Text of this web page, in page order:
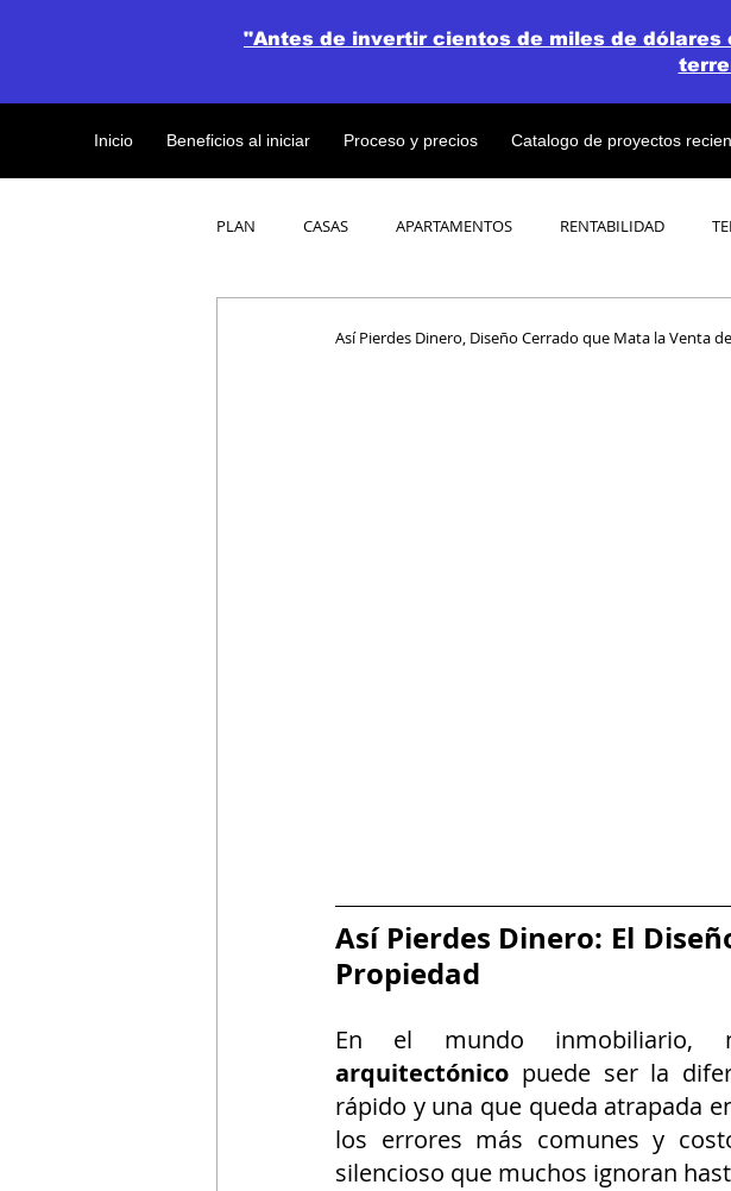
Inicio Beneficios al iniciar Proceso y precios Catalogo de proyectos
"Antes de invertir cientos de miles de
PLAN CASAS APARTAMENTOS RENTABILIDAD
Así Pierdes Dinero, Diseño Cerrado que Mata la Venta
Así Pierdes Dinero: El
Propiedad
En el mundo
arquitectónico puede ser la
rápido y una que queda atrapada
los errores más comunes y
silencioso que muchos ignoran